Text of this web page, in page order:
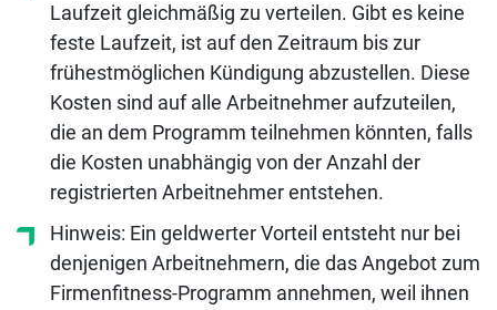
Laufzeit gleichmäßig zu verteilen. Gibt es keine
feste Laufzeit, ist auf den Zeitraum bis zur
frühestmöglichen Kündigung abzustellen. Diese
Kosten sind auf alle Arbeitnehmer aufzuteilen,
die an dem Programm teilnehmen könnten, falls
die Kosten unabhängig von der Anzahl der
registrierten Arbeitnehmer entstehen.
Hinweis: Ein geldwerter Vorteil entsteht nur bei
denjenigen Arbeitnehmern, die das Angebot zum
Firmenfitness-Programm annehmen, weil ihnen